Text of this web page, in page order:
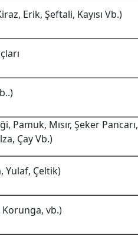
Erik, Şeftali, Kayısı Vb.)
Pamuk, Mısır, Şeker Pancarı,
Çay Vb.)
Yulaf, Çeltik)
Korunga, vb.)